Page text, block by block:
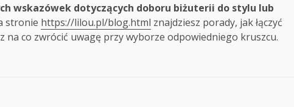
wskazówek dotyczących doboru biżuterii do stylu lub
stronie https://lilou.pl/blog.html znajdziesz porady, jak łączyć
co zwrócić uwagę przy wyborze odpowiedniego kruszcu.